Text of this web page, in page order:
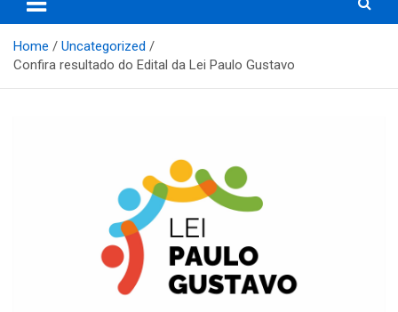
Home
Uncategorized
Confira resultado do Edital da Lei Paulo Gustavo